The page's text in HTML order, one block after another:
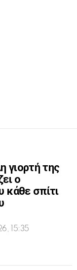
γιορτή της
ο
κάθε σπίτι
15:35